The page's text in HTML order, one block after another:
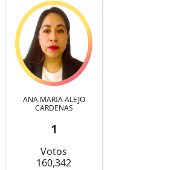
ANA MARIA ALEJO
CARDENAS
1
Votos
160,342